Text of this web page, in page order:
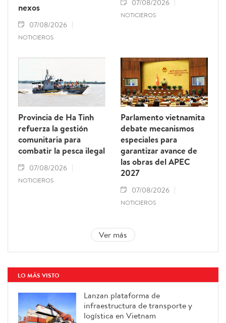
nexos
07/08/2026
NOTICIEROS
07/08/2026
NOTICIEROS
Provincia de Ha Tinh
refuerza la gestión
comunitaria para
combatir la pesca ilegal
07/08/2026
NOTICIEROS
Parlamento vietnamita
debate mecanismos
especiales para
garantizar avance de
las obras del APEC
2027
07/08/2026
NOTICIEROS
Ver más
LO MÁS VISTO
Lanzan plataforma de
infraestructura de transporte y
logística en Vietnam